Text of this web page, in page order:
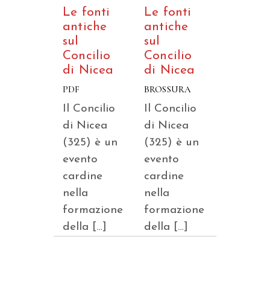
Le fonti
antiche
sul
Concilio
di Nicea
PDF
Il Concilio
di Nicea
(325) è un
evento
cardine
nella
formazione
della […]
Le fonti
antiche
sul
Concilio
di Nicea
BROSSURA
Il Concilio
di Nicea
(325) è un
evento
cardine
nella
formazione
della […]